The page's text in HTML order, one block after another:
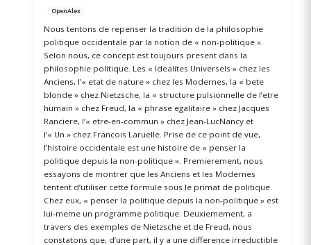
OpenAlex
Nous tentons de repenser la tradition de la philosophie
politique occidentale par la notion de « non-politique ».
Selon nous, ce concept est toujours present dans la
philosophie politique. Les « Idealites Universels » chez les
Anciens, l’« etat de nature » chez les Modernes, la « bete
blonde » chez Nietzsche, la « structure pulsionnelle de l’etre
humain » chez Freud, la « phrase egalitaire » chez Jacques
Ranciere, l’« etre-en-commun » chez Jean-LucNancy et
l’« Un » chez Francois Laruelle. Prise de ce point de vue,
l’histoire occidentale est une histoire de « penser la
politique depuis la non-politique ». Premierement, nous
essayons de montrer que les Anciens et les Modernes
tentent d’utiliser cette formule sous le primat de politique.
Chez eux, « penser la politique depuis la non-politique » est
lui-meme un programme politique. Deuxiemement, a
travers des exemples de Nietzsche et de Freud, nous
constatons que, d’une part, il y a une difference irreductible